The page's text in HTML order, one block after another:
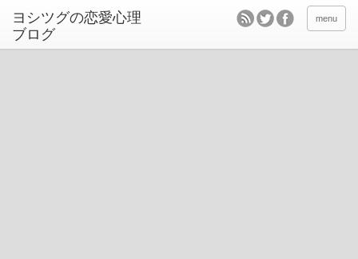
ヨシツグの恋愛心理
ブログ
menu